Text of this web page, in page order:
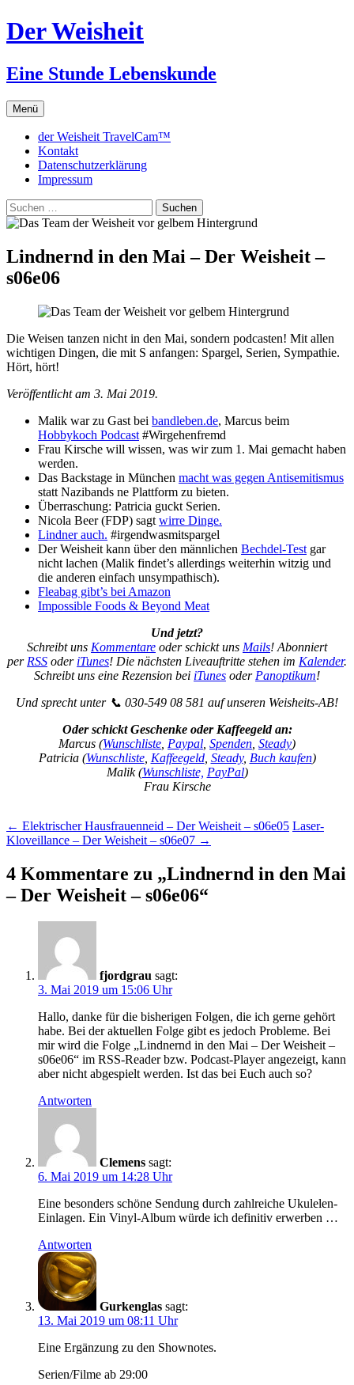
Zum
Inhalt
Der Weisheit
Eine Stunde Lebenskunde
Menü
der Weisheit TravelCam™
Kontakt
Datenschutzerklärung
Impressum
Suchen
nach:
Lindnernd in den Mai – Der Weisheit –
s06e06
Die Weisen tanzen nicht in den Mai, sondern podcasten! Mit allen
wichtigen Dingen, die mit S anfangen: Spargel, Serien, Sympathie.
Hört, hört!
Veröffentlicht am 3. Mai 2019.
Malik war zu Gast bei bandleben.de, Marcus beim
Hobbykoch Podcast #Wirgehenfremd
Frau Kirsche will wissen, was wir zum 1. Mai gemacht haben
werden.
Das Backstage in München macht was gegen Antisemitismus
statt Nazibands ne Plattform zu bieten.
Überraschung: Patricia guckt Serien.
Nicola Beer (FDP) sagt wirre Dinge.
Lindner auch. #irgendwasmitspargel
Der Weisheit kann über den männlichen Bechdel-Test gar
nicht lachen (Malik findet’s allerdings weiterhin witzig und
die anderen einfach unsympathisch).
Fleabag gibt’s bei Amazon
Impossible Foods & Beyond Meat
Und jetzt?
Schreibt uns Kommentare oder schickt uns Mails! Abonniert
per RSS oder iTunes! Die nächsten Liveauftritte stehen im Kalender.
Schreibt uns eine Rezension bei iTunes oder Panoptikum!
Und sprecht unter 📞 030-549 08 581 auf unseren Weisheits-AB!
Oder schickt Geschenke oder Kaffeegeld an:
Marcus (Wunschliste Paypal Spenden Steady)
Patricia (Wunschliste, Kaffeegeld, Steady, Buch kaufen)
Malik (Wunschliste, PayPal)
Frau Kirsche
Beitragsnavigation
← Elektrischer Hausfrauenneid – Der Weisheit – s06e05 Laser-
Kloveillance – Der Weisheit – s06e07 →
4 Kommentare zu „Lindnernd in den Mai
– Der Weisheit – s06e06“
fjordgrau sagt:
3. Mai 2019 um 15:06 Uhr
Hallo, danke für die bisherigen Folgen, die ich gerne gehört
habe. Bei der aktuellen Folge gibt es jedoch Probleme. Bei
mir wird die Folge „Lindnernd in den Mai – Der Weisheit –
s06e06“ im RSS-Reader bzw. Podcast-Player angezeigt, kann
aber nicht abgespielt werden. Ist das bei Euch auch so?
Antworten
Clemens sagt:
6. Mai 2019 um 14:28 Uhr
Eine besonders schöne Sendung durch zahlreiche Ukulelen-
Einlagen. Ein Vinyl-Album würde ich definitiv erwerben …
Antworten
Gurkenglas sagt:
13. Mai 2019 um 08:11 Uhr
Eine Ergänzung zu den Shownotes.
Serien/Filme ab 29:00